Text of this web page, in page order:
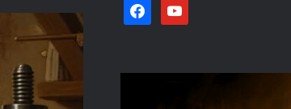
facebookyoutube